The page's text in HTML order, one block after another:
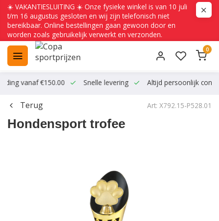
☀️ VAKANTIESLUITING ☀️ Onze fysieke winkel is van 10 juli
t/m 16 augustus gesloten en wij zijn telefonisch niet
bereikbaar. Online bestellingen gaan gewoon door en
worden zoals gebruikelijk verwerkt en verzonden.
0
vanaf €150.00 Snelle levering Altijd persoonlijk
Terug Art: X792.15-P528.01
Hondensport trofee